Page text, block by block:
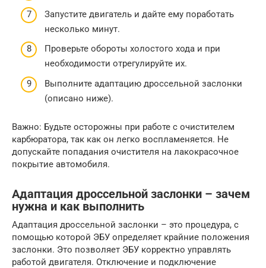
Запустите двигатель и дайте ему поработать
несколько минут.
Проверьте обороты холостого хода и при
необходимости отрегулируйте их.
Выполните адаптацию дроссельной заслонки
(описано ниже).
Важно: Будьте осторожны при работе с очистителем
карбюратора, так как он легко воспламеняется. Не
допускайте попадания очистителя на лакокрасочное
покрытие автомобиля.
Адаптация дроссельной заслонки – зачем
нужна и как выполнить
Адаптация дроссельной заслонки – это процедура, с
помощью которой ЭБУ определяет крайние положения
заслонки. Это позволяет ЭБУ корректно управлять
работой двигателя. Отключение и подключение